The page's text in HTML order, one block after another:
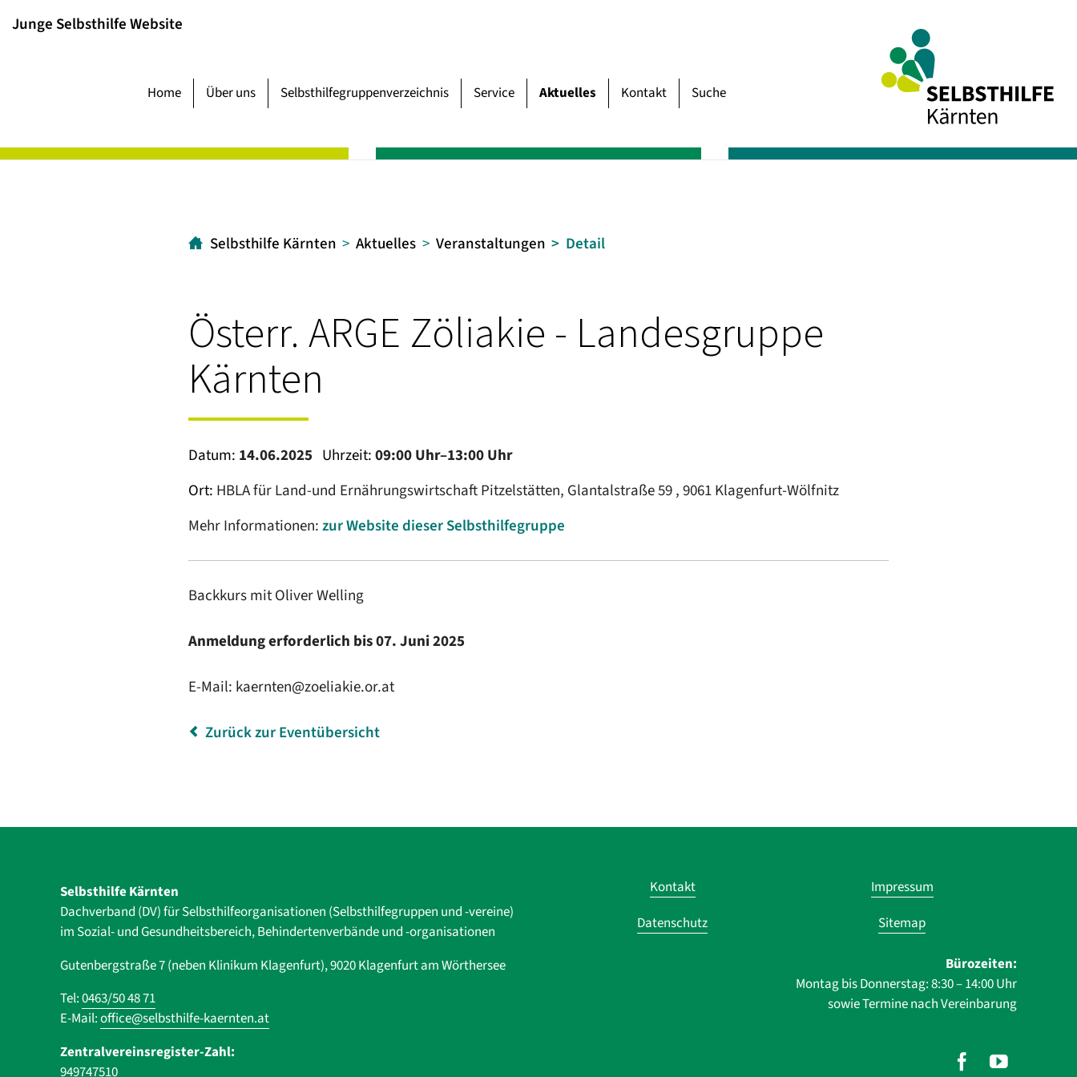
Junge Selbsthilfe Website
Home Über uns Selbsthilfegruppenverzeichnis Service Aktuelles Kontakt Suche
Selbsthilfe Kärnten Aktuelles Veranstaltungen Detail
Österr. ARGE Zöliakie - Landesgruppe
Kärnten
Datum: 14.06.2025 Uhrzeit:09:00 Uhr–13:00 Uhr
Ort: HBLA für Land-und Ernährungswirtschaft Pitzelstätten, Glantalstraße 59 , 9061 Klagenfurt-Wölfnitz
Mehr Informationen:zur Website dieser Selbsthilfegruppe
Backkurs mit Oliver Welling
Anmeldung erforderlich bis 07. Juni 2025
E-Mail: kaernten@zoeliakie.or.at
Zurück zur Eventübersicht
Selbsthilfe Kärnten
Dachverband (DV) für Selbsthilfe­organisationen (Selbsthilfegruppen und -vereine)
im Sozial- und Gesundheits­bereich, ­Behindertenverbände und ­-organisationen
Gutenbergstraße 7 (neben Klinikum Klagenfurt), 9020 Klagenfurt am Wörthersee
Tel:0463/50 48 71
E-Mail:office@selbsthilfe-kaernten.at
Zentralvereinsregister-Zahl:
949747510
Kontakt
Impressum
Datenschutz
Sitemap
Bürozeiten:
Montag bis Donnerstag: 8:30 – 14:00 Uhr
sowie Termine nach Vereinbarung